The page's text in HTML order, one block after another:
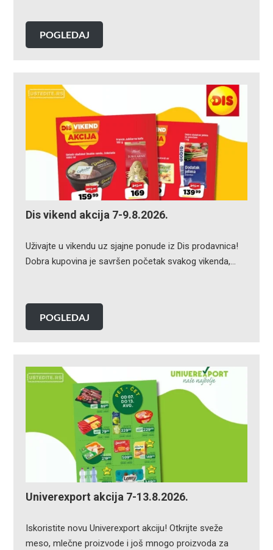
POGLEDAJ
Dis vikend akcija 7-9.8.2026.
Uživajte u vikendu uz sjajne ponude iz Dis prodavnica!
Dobra kupovina je savršen početak svakog vikenda,…
POGLEDAJ
Univerexport akcija 7-13.8.2026.
Iskoristite novu Univerexport akciju! Otkrijte sveže
meso, mlečne proizvode i još mnogo proizvoda za